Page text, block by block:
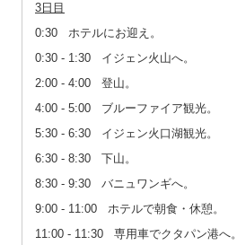
3日目
0:30 ホテルにお迎え。
0:30 ‐ 1:30 イジェン火山へ。
2:00 ‐ 4:00 登山。
4:00 ‐ 5:00 ブルーファイア観光。
5:30 ‐ 6:30 イジェン火口湖観光。
6:30 ‐ 8:30 下山。
8:30 ‐ 9:30 バニュワンギへ。
9:00 ‐ 11:00 ホテルで朝食・休憩。
11:00 ‐ 11:30 専用車でクタパン港へ。